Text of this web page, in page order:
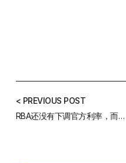
< PREVIOUS POST
RBA还没有下调官方利率，而有些银行却下调了房贷固定利率